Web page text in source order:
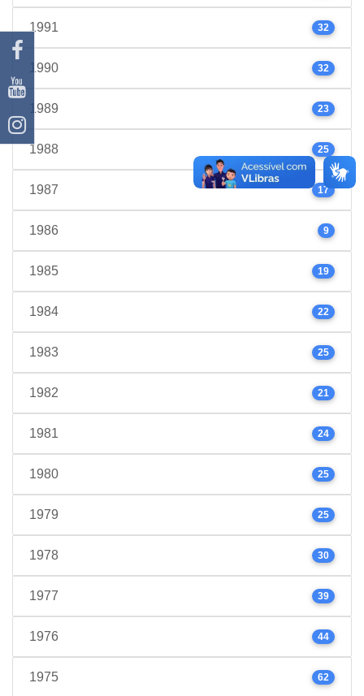
1991 32
1990 32
1989 23
1988 25
1987 17
1986 9
1985 19
1984 22
1983 25
1982 21
1981 24
1980 25
1979 25
1978 30
1977 39
1976 44
1975 62